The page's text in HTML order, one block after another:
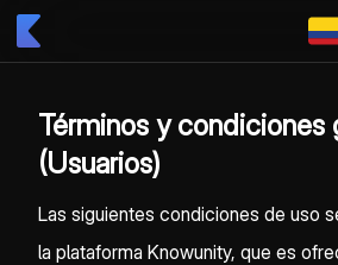
Términos y condiciones
(Usuarios)
Las siguientes condiciones de uso
la plataforma Knowunity, que es